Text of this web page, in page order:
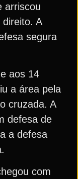
arriscou
A
segura
aos 14
a área pela
cruzada. A
defesa de
a defesa
com